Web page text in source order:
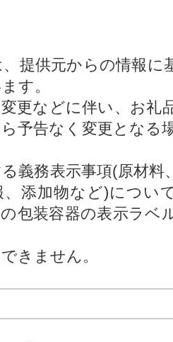
提供元からの情報に
す。
更などに伴い、お礼
予告なく変更となる
義務表示事項(原材料
、添加物など)につい
包装容器の表示ラベ
きません。